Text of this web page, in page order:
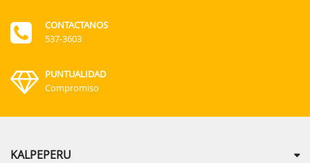
CONTACTANOS
537-3603
PUNTUALIDAD
Compromiso
KALPEPERU